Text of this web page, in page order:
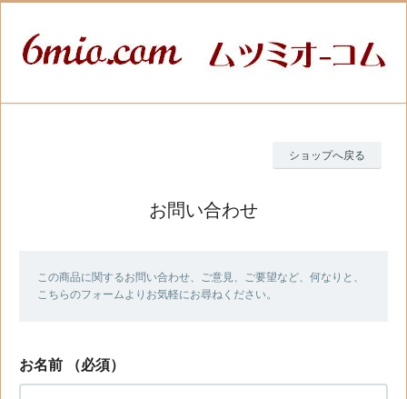
ショップへ戻る
お問い合わせ
この商品に関するお問い合わせ、ご意見、ご要望など、何なりと、
こちらのフォームよりお気軽にお尋ねください。
お名前 （必須）